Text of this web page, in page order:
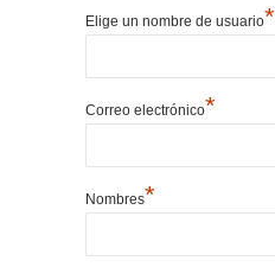
Elige un nombre de usuario*
Correo electrónico*
Nombres*